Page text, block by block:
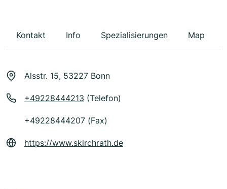
Kontakt Info Spezialisierungen Map
Alsstr. 15, 53227 Bonn
+49228444213 (Telefon)
+49228444207 (Fax)
https://www.skirchrath.de